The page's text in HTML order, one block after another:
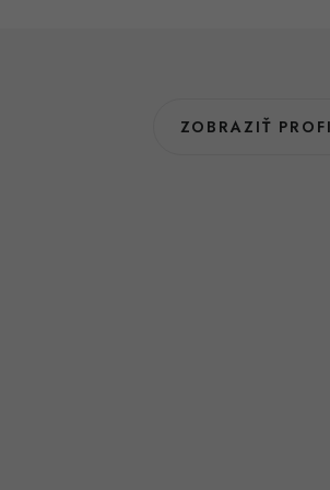
ZOBRAZIŤ